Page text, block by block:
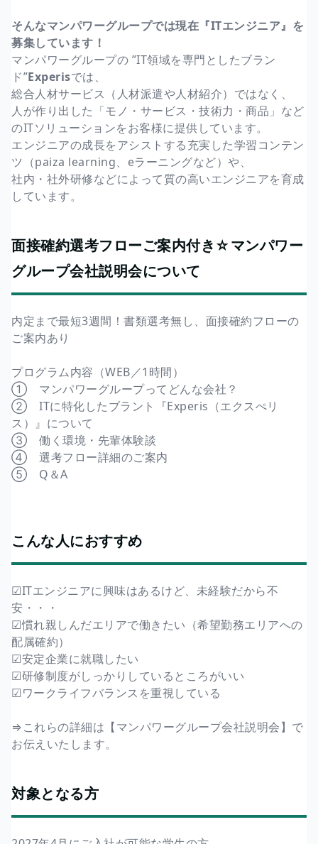
そんなマンパワーグループでは現在『ITエンジニア』を
募集しています！
マンパワーグループの ”IT領域を専門としたブラン
ド”Experisでは、
総合人材サービス（人材派遣や人材紹介）ではなく、
人が作り出した「モノ・サービス・技術力・商品」など
のITソリューションをお客様に提供しています。
エンジニアの成長をアシストする充実した学習コンテン
ツ（paiza learning、eラーニングなど）や、
社内・社外研修などによって質の高いエンジニアを育成
しています。
面接確約選考フローご案内付き☆マンパワー
グループ会社説明会について
内定まで最短3週間！書類選考無し、面接確約フローの
ご案内あり
プログラム内容（WEB／1時間）
① マンパワーグループってどんな会社？
② ITに特化したブラント『Experis（エクスぺリ
ス）』について
③ 働く環境・先輩体験談
④ 選考フロー詳細のご案内
⑤ Q＆A
こんな人におすすめ
☑ITエンジニアに興味はあるけど、未経験だから不
安・・・
☑慣れ親しんだエリアで働きたい（希望勤務エリアへの
配属確約）
☑安定企業に就職したい
☑研修制度がしっかりしているところがいい
☑ワークライフバランスを重視している
⇒これらの詳細は【マンパワーグループ会社説明会】で
お伝えいたします。
対象となる方